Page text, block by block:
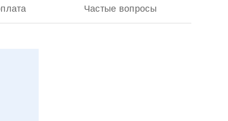
Частые вопросы